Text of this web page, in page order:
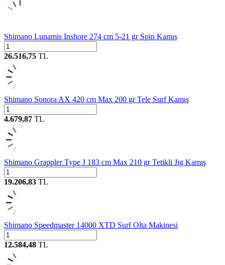
Shimano Lunamis Inshore 274 cm 5-21 gr Spin Kamış
26.516,75 TL
Shimano Sonora AX 420 cm Max 200 gr Tele Surf Kamış
4.679,87 TL
Shimano Grappler Type J 183 cm Max 210 gr Tetikli Jig Kamış
19.206,83 TL
Shimano Speedmaster 14000 XTD Surf Olta Makinesi
12.584,48 TL